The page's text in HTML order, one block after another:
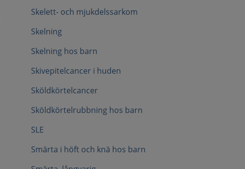
Skelett- och mjukdelssarkom
Skelning
Skelning hos barn
Skivepitelcancer i huden
Sköldkörtelcancer
Sköldkörtelrubbning hos barn
SLE
Smärta i höft och knä hos barn